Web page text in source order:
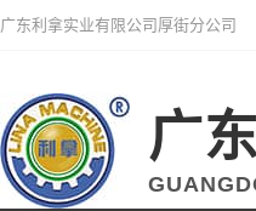
广东利拿实业有限公司厚街分公司
广